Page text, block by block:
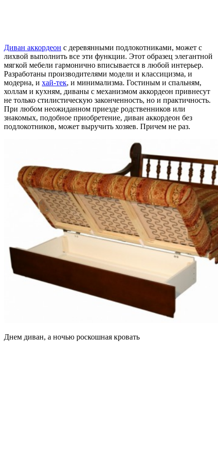
Диван аккордеон с деревянными подлокотниками, может с
лихвой выполнить все эти функции. Этот образец элегантной
мягкой мебели гармонично вписывается в любой интерьер.
Разработаны производителями модели и классицизма, и
модерна, и хай-тек, и минимализма. Гостиным и спальням,
холлам и кухням, диваны с механизмом аккордеон привнесут
не только стилистическую законченность, но и практичность.
При любом неожиданном приезде родственников или
знакомых, подобное приобретение, диван аккордеон без
подлокотников, может выручить хозяев. Причем не раз.
Днем диван, а ночью роскошная кровать